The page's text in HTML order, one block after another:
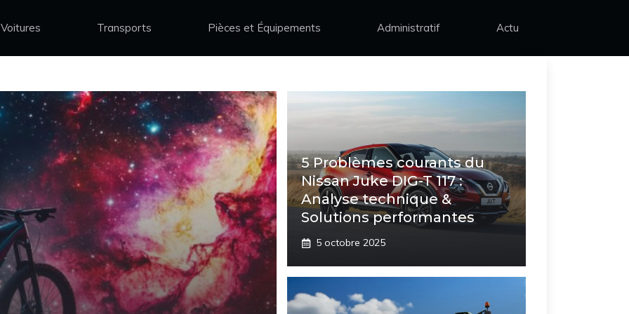
Voitures Transports Pièces et Équipements Administratif Actu
5 Problèmes courants du
Nissan Juke DIG-T 117 :
Analyse technique &
Solutions performantes
5 octobre 2025